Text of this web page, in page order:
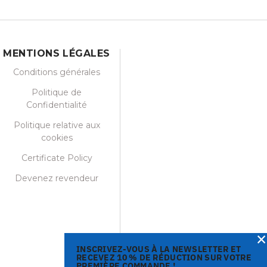
MENTIONS LÉGALES
Conditions générales
Politique de
Confidentialité
Politique relative aux
cookies
Certificate Policy
Devenez revendeur
INSCRIVEZ-VOUS À LA NEWSLETTER ET
RECEVEZ 10 % DE RÉDUCTION SUR VOTRE
×